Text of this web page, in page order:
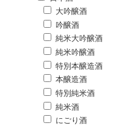
大吟醸酒
吟醸酒
純米大吟醸酒
純米吟醸酒
特別本醸造酒
本醸造酒
特別純米酒
純米酒
にごり酒